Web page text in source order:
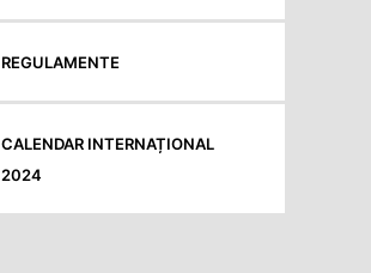
REGULAMENTE
CALENDAR INTERNAȚIONAL
2024